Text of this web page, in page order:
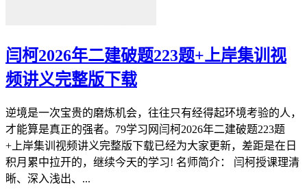
闫柯2026年二建破题223题+上岸集训视
频讲义完整版下载
逆境是一次宝贵的磨炼机会，往往只有经得起环境考验的人，
才能算是真正的强者。79学习网闫柯2026年二建破题223题
+上岸集训视频讲义完整版下载已经为大家更新，差距是在日
积月累中拉开的，继续今天的学习! 名师简介： 闫柯授课理清
晰、深入浅出、...